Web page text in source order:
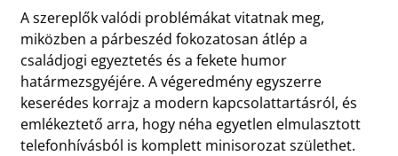
A szereplők valódi problémákat vitatnak meg,
miközben a párbeszéd fokozatosan átlép a
családjogi egyeztetés és a fekete humor
határmezsgyéjére. A végeredmény egyszerre
keserédes korrajz a modern kapcsolattartásról, és
emlékeztető arra, hogy néha egyetlen elmulasztott
telefonhívásból is komplett minisorozat születhet.